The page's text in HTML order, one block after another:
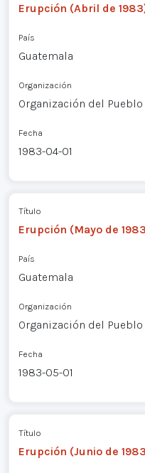
Erupción (Abril de
País
Guatemala
Organización
Organización del Pueblo
Fecha
1983-04-01
Título
Erupción (Mayo de
País
Guatemala
Organización
Organización del Pueblo
Fecha
1983-05-01
Título
Erupción (Junio de